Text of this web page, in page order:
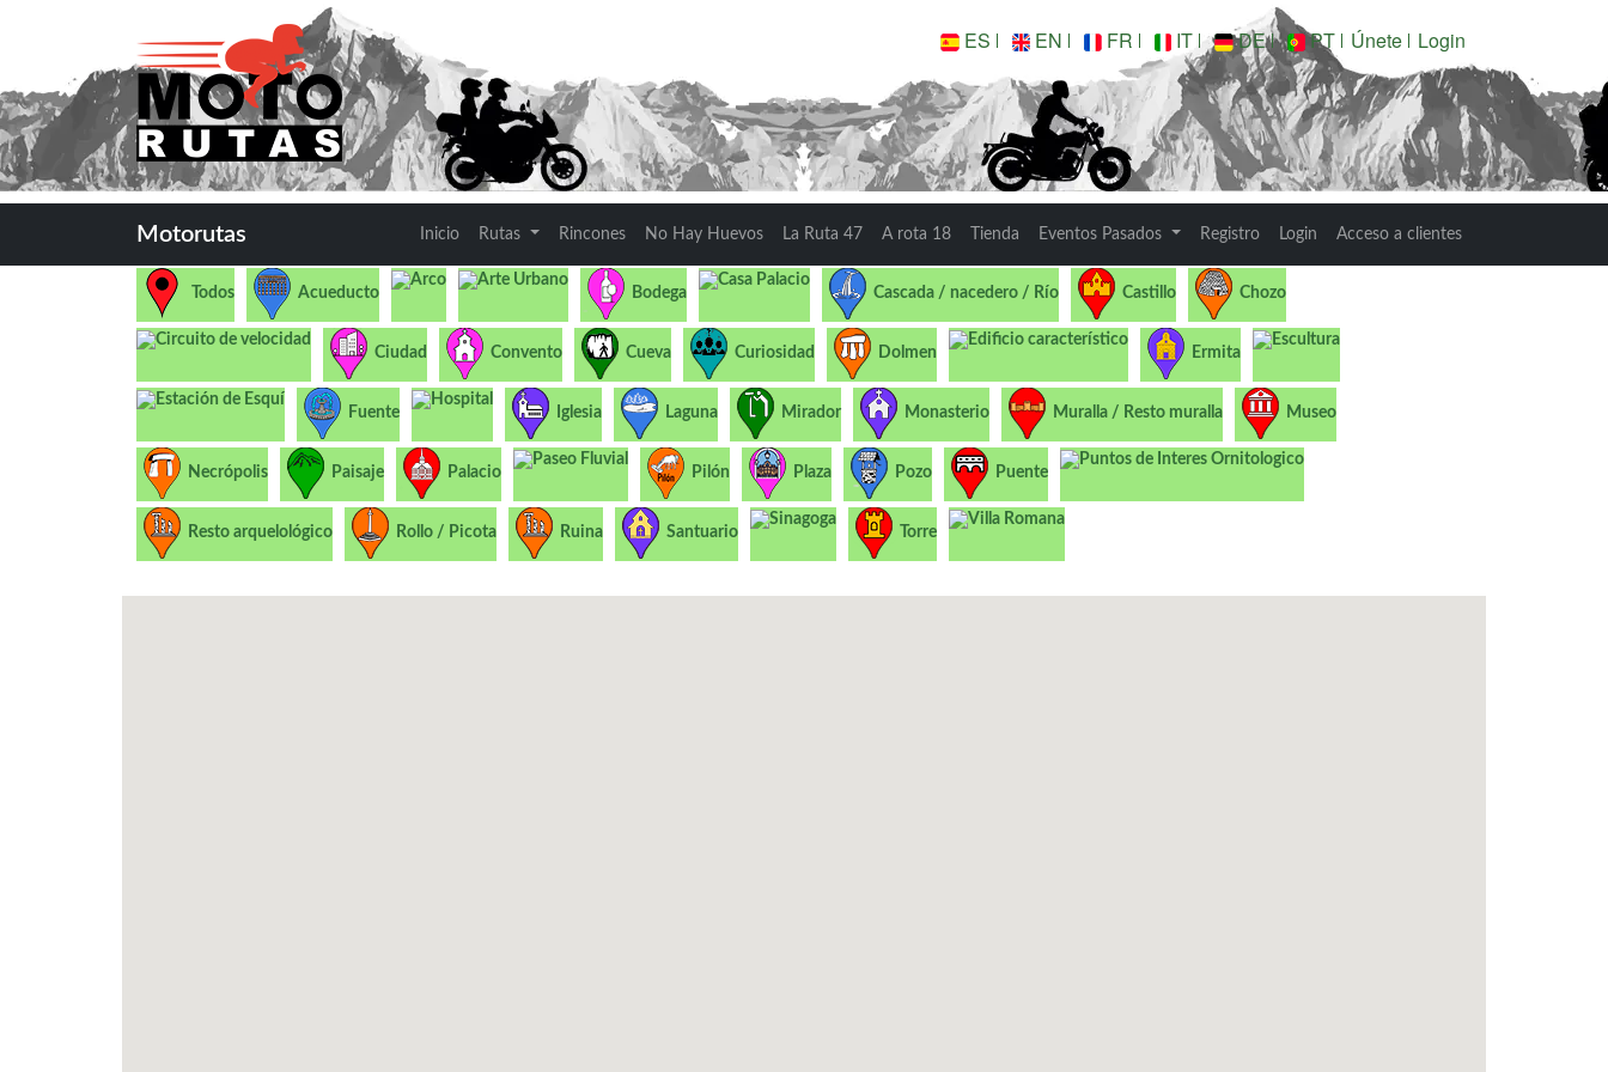
ES EN FR IT DE PT Únete Login
Motorutas Inicio Rutas Rincones No Hay Huevos La Ruta 47 A rota 18 Tienda Eventos Pasados Registro Login Acceso a clientes
Todos Acueducto
Arco Arte Urbano
Bodega
Casa Palacio
Cascada / nacedero / Río Castillo Chozo
Circuito de velocidad
Ciudad Convento Cueva Curiosidad Dolmen
Edificio característico
Ermita
Escultura
Estación de Esquí
Fuente
Hospital
Iglesia Laguna Mirador Monasterio Muralla / Resto muralla Museo
Necrópolis Paisaje Palacio
Paseo Fluvial
Pilón Plaza Pozo Puente
Puntos de Interes Ornitologico
Resto arquelológico Rollo / Picota Ruina Santuario
Sinagoga
Torre
Villa Romana